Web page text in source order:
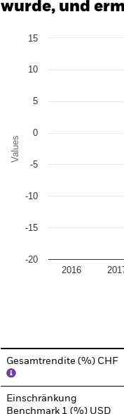
wurde, und
Bar chart with 2 data
The chart has 1 Y axis
Values
2016
-20
-15
-10
-5
0
5
10
15
Gesamtrendite (%) CHF
Einschränkung
Benchmark 1 (%) USD